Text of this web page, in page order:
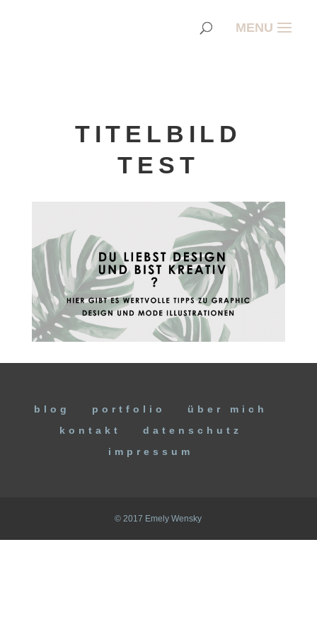
TITELBILD
TEST
blog portfolio
über mich
kontakt
datenschutz
impressum
© 2017 Emely Wensky